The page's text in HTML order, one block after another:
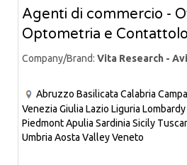
Agenti di commercio -
Optometria e
Company/Brand: Vita Research -
Abruzzo Basilicata Calabria
Venezia Giulia Lazio Liguria Lombardy
PiedmontApulia Sardinia Sicily
Umbria Aosta ValleyVeneto